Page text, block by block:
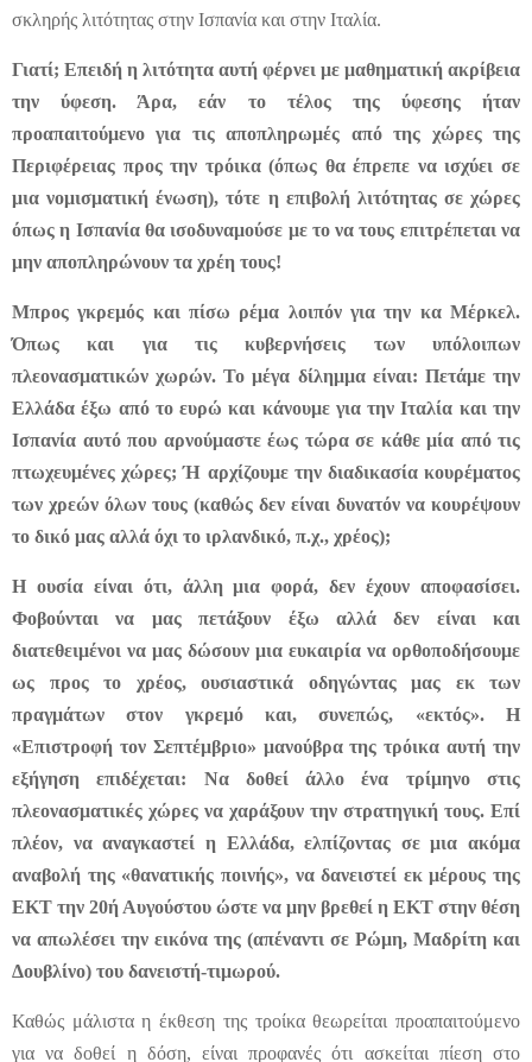
σκληρής λιτότητας στην Ισπανία και στην Ιταλία.
Γιατί; Επειδή η λιτότητα αυτή φέρνει με μαθηματική ακρίβεια
την ύφεση. Άρα, εάν το τέλος της ύφεσης ήταν
προαπαιτούμενο για τις αποπληρωμές από της χώρες της
Περιφέρειας προς την τρόικα (όπως θα έπρεπε να ισχύει σε
μια νομισματική ένωση), τότε η επιβολή λιτότητας σε χώρες
όπως η Ισπανία θα ισοδυναμούσε με το να τους επιτρέπεται να
μην αποπληρώνουν τα χρέη τους!
Μπρος γκρεμός και πίσω ρέμα λοιπόν για την κα Μέρκελ.
Όπως και για τις κυβερνήσεις των υπόλοιπων
πλεονασματικών χωρών. Το μέγα δίλημμα είναι: Πετάμε την
Ελλάδα έξω από το ευρώ και κάνουμε για την Ιταλία και την
Ισπανία αυτό που αρνούμαστε έως τώρα σε κάθε μία από τις
πτωχευμένες χώρες; Ή αρχίζουμε την διαδικασία κουρέματος
των χρεών όλων τους (καθώς δεν είναι δυνατόν να κουρέψουν
το δικό μας αλλά όχι το ιρλανδικό, π.χ., χρέος);
Η ουσία είναι ότι, άλλη μια φορά, δεν έχουν αποφασίσει.
Φοβούνται να μας πετάξουν έξω αλλά δεν είναι και
διατεθειμένοι να μας δώσουν μια ευκαιρία να ορθοποδήσουμε
ως προς το χρέος, ουσιαστικά οδηγώντας μας εκ των
πραγμάτων στον γκρεμό και, συνεπώς, «εκτός».
Η
«Επιστροφή τον Σεπτέμβριο» μανούβρα της τρόικα αυτή την
εξήγηση επιδέχεται: Να δοθεί άλλο ένα τρίμηνο στις
πλεονασματικές χώρες να χαράξουν την στρατηγική τους. Επί
πλέον, να αναγκαστεί η Ελλάδα, ελπίζοντας σε μια ακόμα
αναβολή της «θανατικής ποινής», να δανειστεί εκ μέρους της
ΕΚΤ την 20ή Αυγούστου ώστε να μην βρεθεί η ΕΚΤ στην θέση
να απωλέσει την εικόνα της (απέναντι σε Ρώμη, Μαδρίτη και
Δουβλίνο) του δανειστή-τιμωρού.
Καθώς μάλιστα η έκθεση της τροίκα θεωρείται προαπαιτούμενο
για να δοθεί η δόση, είναι προφανές ότι ασκείται πίεση στο